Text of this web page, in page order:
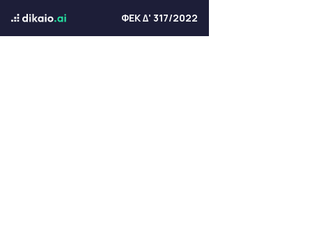
ΦΕΚ Δ' 317/2022